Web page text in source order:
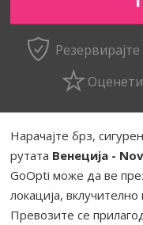
Нарачајте брз,
рутата Венеција -
GoOpti може да ве
локација,
Превозите се